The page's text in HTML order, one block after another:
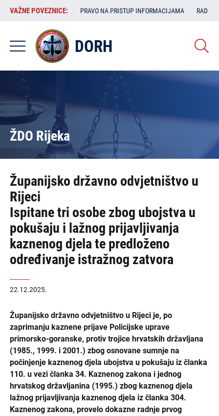
Skoči
sadržaj
VAŽNE
POVEZNICE:
VAŽNE POVEZNICE: PRAVO NA PRISTUP INFORMACIJAMA RAD
DORH
ŽDO Rijeka
Županijsko državno odvjetništvo u
Rijeci
Ispitane tri osobe zbog ubojstva u
pokušaju i lažnog prijavljivanja
kaznenog djela te predloženo
određivanje istražnog zatvora
22.12.2025.
Županijsko državno odvjetništvo u Rijeci je, po
zaprimanju kaznene prijave Policijske uprave
primorsko-goranske, protiv trojice hrvatskih državljana
(1985., 1999. i 2001.) zbog osnovane sumnje na
počinjenje kaznenog djela ubojstva u pokušaju iz članka
110. u vezi članka 34. Kaznenog zakona i jednog
hrvatskog državljanina (1995.) zbog kaznenog djela
lažnog prijavljivanja kaznenog djela iz članka 304.
Kaznenog zakona, provelo dokazne radnje prvog